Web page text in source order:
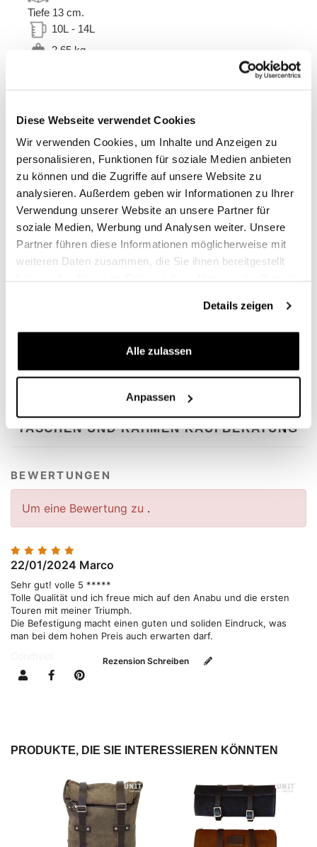
Diese Webseite verwendet Cookies
Wir verwenden Cookies, um Inhalte und Anzeigen zu
personalisieren, Funktionen für soziale Medien anbieten
zu können und die Zugriffe auf unsere Website zu
analysieren. Außerdem geben wir Informationen zu Ihrer
Verwendung unserer Website an unsere Partner für
soziale Medien, Werbung und Analysen weiter. Unsere
Partner führen diese Informationen möglicherweise mit
weiteren Daten zusammen, die Sie ihnen bereitgestellt
Details zeigen
Alle zulassen
Anpassen
Tiefe 13 cm.
10L - 14L
2,65 kg
Rahmen aus behandeltem Stahl mit mattschwarzer
perfekt in den Rest des Fahrrads. Bereit zur Aufnahme
unseres Schnellbefestigungssystems, schön und
minimalistisch, auch wenn die Tasche nicht montiert ist.
Es kann bequem mit dem Passagier an Bord genutzt
werden.
Hinweis: Kompatibel mit den Modellen 1200 XE und
XC (2019–2023); 1200 X, XE (ab 2024).
Um Ihnen das Beste zu bieten, verbessern wir unsere
Produkte ständig im Detail. Die Bilder können sich auf
TASCHEN UND RAHMEN KAUFBERATUNG
BEWERTUNGEN
Um eine Bewertung zu .
22/01/2024 Marco
Sehr gut! volle 5 *****
Tolle Qualität und ich freue mich auf den Anabu und die ersten
Touren mit meiner Triumph.
Die Befestigung macht einen guten und soliden Eindruck, was
man bei dem hohen Preis auch erwarten darf.
Rezension Schreiben
PRODUKTE, DIE SIE INTERESSIEREN KÖNNTEN